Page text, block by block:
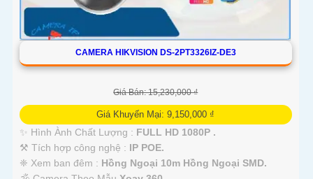
CAMERA HIKVISION DS-2PT3326IZ-DE3
Giá Bán: 15,230,000 ₫
Giá Khuyến Mại: 9,150,000 ₫
✨ Hình Ành Chất Lượng : FULL HD 1080P .
⚒ Tích hợp công nghệ : IP POE.
❈ Xem ban đêm : Hồng Ngoại 10m Hồng Ngoại SMD.